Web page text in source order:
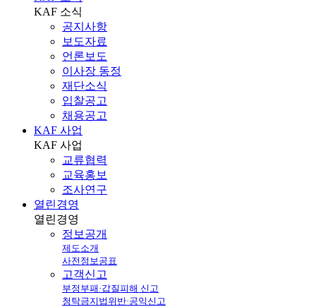
KAF 소식
공지사항
보도자료
언론보도
이사장 동정
재단소식
입찰공고
채용공고
KAF 사업
KAF 사업
교류협력
교육홍보
조사연구
열린경영
열린경영
정보공개
제도소개
사전정보공표
고객신고
부정부패·갑질피해 신고
청탁금지법위반·공익신고